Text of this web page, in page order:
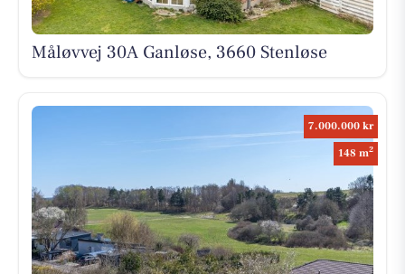
Måløvvej 30A Ganløse, 3660 Stenløse
7.000.000 kr
148 m2